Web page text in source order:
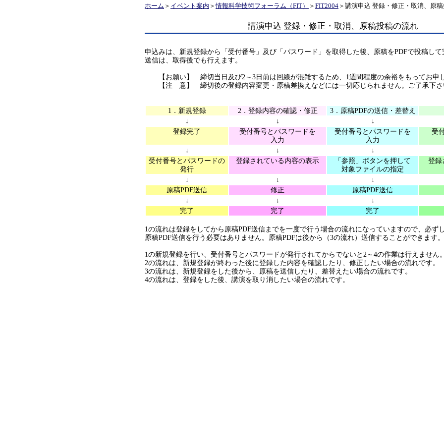
ホーム ＞ イベント案内 ＞情報科学技術フォーラム（FIT） ＞ FIT2004 ＞講演申込 登録・修正・取消、原
講演申込 登録・修正・取消、原稿投稿の流れ
申込みは、新規登録から「受付番号」及び「パスワード」を取得した後、原稿をPDFで投稿し
送信は、取得後でも行えます。
【お願い】 締切当日及び2～3日前は回線が混雑するため、1週間程度の余裕をもってお申し
【注 意】 締切後の登録内容変更・原稿差換えなどには一切応じられません。ご了承下さ
1．新規登録 2．登録内容の確認・修正 3．原稿PDFの送信・差替え
↓
↓ ↓
登録完了
受付番号とパスワードを
入力
受付番号とパスワードを
入力
受
↓
↓ ↓
受付番号とパスワードの
発行
登録されている内容の表示
「参照」ボタンを押して
対象ファイルの指定
登録
↓ ↓ ↓
原稿PDF送信
修正 原稿PDF送信
↓
↓ ↓
完了
完了 完了
1の流れは登録をしてから原稿PDF送信までを一度で行う場合の流れになっていますので、必ず
原稿PDF送信を行う必要はありません。原稿PDFは後から（3の流れ）送信することができます。
1の新規登録を行い、受付番号とパスワードが発行されてからでないと2～4の作業は行えません。
2の流れは、新規登録が終わった後に登録した内容を確認したり、修正したい場合の流れです。
3の流れは、新規登録をした後から、原稿を送信したり、差替えたい場合の流れです。
4の流れは、登録をした後、講演を取り消したい場合の流れです。